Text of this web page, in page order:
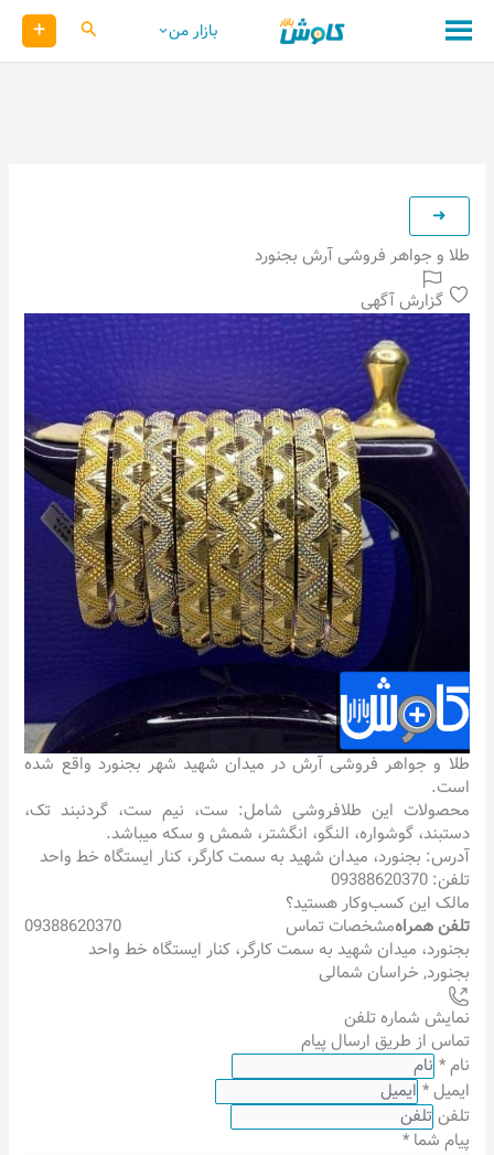
محتوا
بازار من کاوش +
طلا و جواهر فروشی آرش بجنورد
گزارش آگهی
طلا و جواهر فروشی آرش در میدان شهید شهر بجنورد واقع شده
است.
محصولات این طلافروشی شامل: ست، نیم ست، گردنبند تک،
دستبند، گوشواره، النگو، انگشتر، شمش و سکه میباشد.
آدرس: بجنورد، میدان شهید به سمت کارگر، کنار ایستگاه خط واحد
تلفن: 09388620370
مالک این کسب‌وکار هستید؟
تلفن همراه
09388620370
مشخصات تماس
بجنورد، میدان شهید به سمت کارگر، کنار ایستگاه خط واحد
بجنورد, خراسان شمالی
نمایش شماره تلفن
تماس از طریق ارسال پیام
نام*
ایمیل*
تلفن
پیام شما*